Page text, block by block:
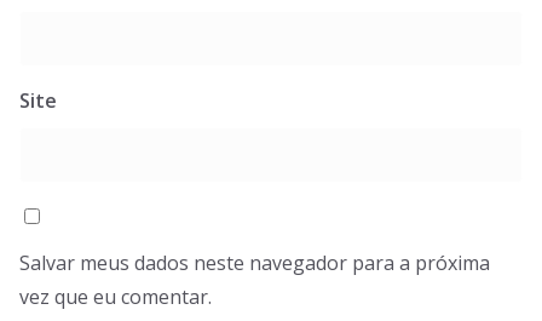
Site
Salvar meus dados neste navegador para a próxima
vez que eu comentar.